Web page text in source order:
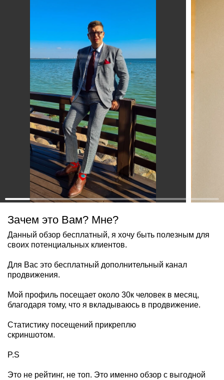
Зачем это Вам? Мне?
Данный обзор бесплатный, я хочу быть полезным для
своих потенциальных клиентов.
Для Вас это бесплатный дополнительный канал
продвижения.
Мой профиль посещает около 30к человек в месяц,
благодаря тому, что я вкладываюсь в продвижение.
Статистику посещений прикреплю
скриншотом.
P.S
Это не рейтинг, не топ. Это именно обзор с выгодной